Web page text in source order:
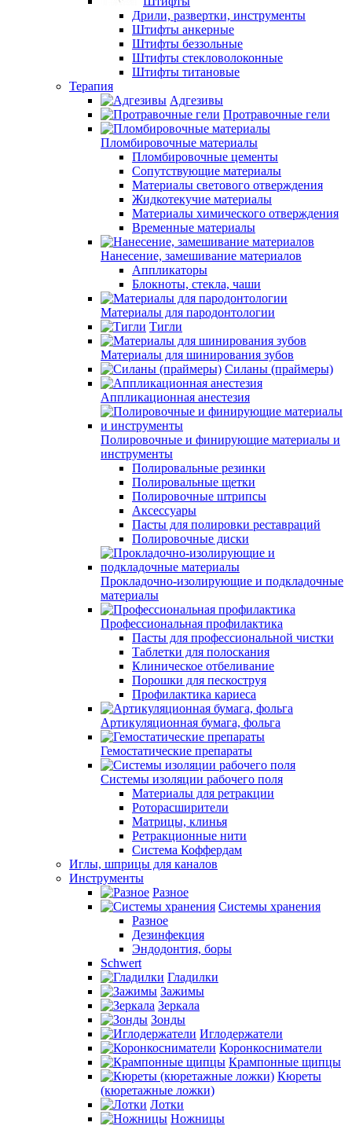
Дрили, развертки, инструменты
Штифты анкерные
Штифты беззольные
Штифты стекловолоконные
Штифты титановые
Терапия
Адгезивы
Протравочные гели
Пломбировочные материалы
Пломбировочные цементы
Сопутствующие материалы
Материалы светового отверждения
Жидкотекучие материалы
Материалы химического отверждения
Временные материалы
Нанесение, замешивание материалов
Аппликаторы
Блокноты, стекла, чаши
Материалы для пародонтологии
Тигли
Материалы для шинирования зубов
Силаны (праймеры)
Аппликационная анестезия
Полировочные и финирующие материалы и
инструменты
Полировальные резинки
Полировальные щетки
Полировочные штрипсы
Аксессуары
Пасты для полировки реставраций
Полировочные диски
Прокладочно-изолирующие и подкладочные
материалы
Профессиональная профилактика
Пасты для профессиональной чистки
Таблетки для полоскания
Клиническое отбеливание
Порошки для пескоструя
Профилактика кариеса
Артикуляционная бумага, фольга
Гемостатические препараты
Системы изоляции рабочего поля
Материалы для ретракции
Роторасширители
Матрицы, клинья
Ретракционные нити
Система Коффердам
Иглы, шприцы для каналов
Инструменты
Разное
Системы хранения
Разное
Дезинфекция
Эндодонтия, боры
Schwert
Гладилки
Зажимы
Зеркала
Зонды
Иглодержатели
Коронкосниматели
Крампонные щипцы
Кюреты
(кюретажные ложки)
Лотки
Ножницы